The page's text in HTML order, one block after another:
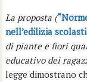
La proposta (
nell’edilizia
di piante e fiori
educativo dei
legge dimostrano